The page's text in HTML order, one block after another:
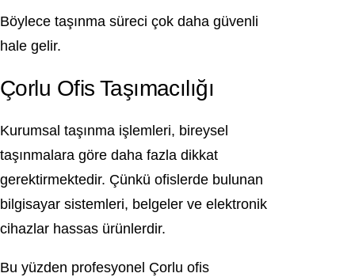
Böylece taşınma süreci çok daha güvenli
hale gelir.
Çorlu Ofis Taşımacılığı
Kurumsal taşınma işlemleri, bireysel
taşınmalara göre daha fazla dikkat
gerektirmektedir. Çünkü ofislerde bulunan
bilgisayar sistemleri, belgeler ve elektronik
cihazlar hassas ürünlerdir.
Bu yüzden profesyonel Çorlu ofis